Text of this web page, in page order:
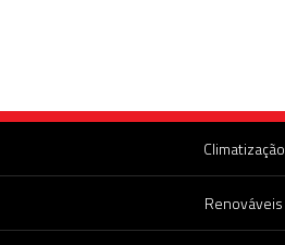
Climatização
Renováveis